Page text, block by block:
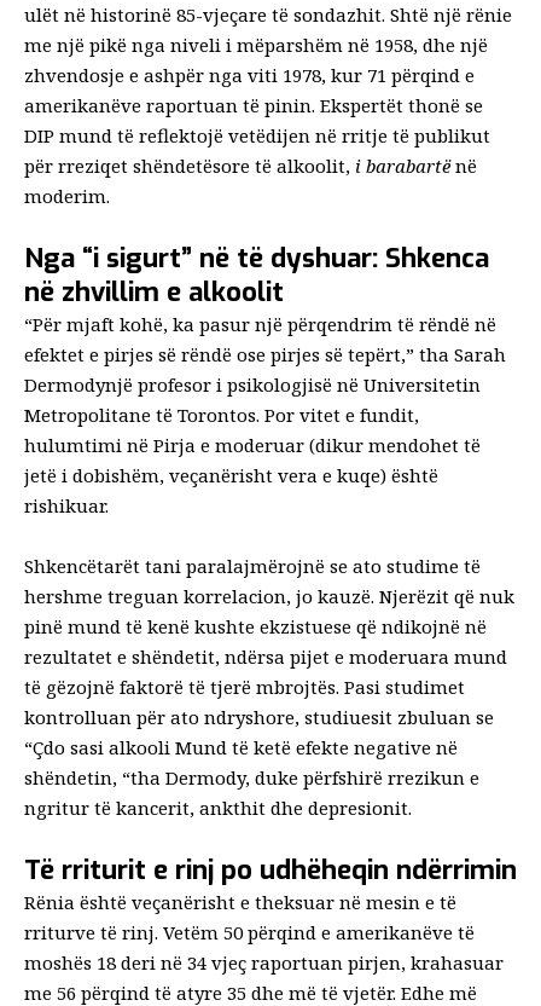
ulët në historinë 85-vjeçare të sondazhit. Shtë një rënie
me një pikë nga niveli i mëparshëm në 1958, dhe një
zhvendosje e ashpër nga viti 1978, kur 71 përqind e
amerikanëve raportuan të pinin. Ekspertët thonë se
DIP mund të reflektojë vetëdijen në rritje të publikut
për rreziqet shëndetësore të alkoolit, i barabartënë
moderim.
Nga “i sigurt” në të dyshuar: Shkenca
në zhvillim e alkoolit
“Për mjaft kohë, ka pasur një përqendrim të rëndë në
efektet e pirjes së rëndë ose pirjes së tepërt,” tha Sarah
Dermodynjë profesor i psikologjisë në Universitetin
Metropolitane të Torontos. Por vitet e fundit,
hulumtimi në Pirja e moderuar (dikur mendohet të
jetë i dobishëm, veçanërisht vera e kuqe) është
rishikuar.
Shkencëtarët tani paralajmërojnë se ato studime të
hershme treguan korrelacion, jo kauzë. Njerëzit që nuk
pinë mund të kenë kushte ekzistuese që ndikojnë në
rezultatet e shëndetit, ndërsa pijet e moderuara mund
të gëzojnë faktorë të tjerë mbrojtës. Pasi studimet
kontrolluan për ato ndryshore, studiuesit zbuluan se
“Çdo sasi alkooli Mund të ketë efekte negative në
shëndetin, “tha Dermody, duke përfshirë rrezikun e
ngritur të kancerit, ankthit dhe depresionit.
Të rriturit e rinj po udhëheqin ndërrimin
Rënia është veçanërisht e theksuar në mesin e të
rriturve të rinj. Vetëm 50 përqind e amerikanëve të
moshës 18 deri në 34 vjeç raportuan pirjen, krahasuar
me 56 përqind të atyre 35 dhe më të vjetër. Edhe më